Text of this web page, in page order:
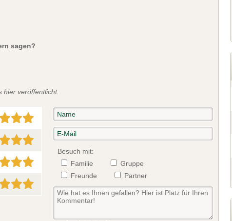
sagen?
hier veröffentlicht.
Besuch mit:
Familie
Gruppe
Freunde
Partner